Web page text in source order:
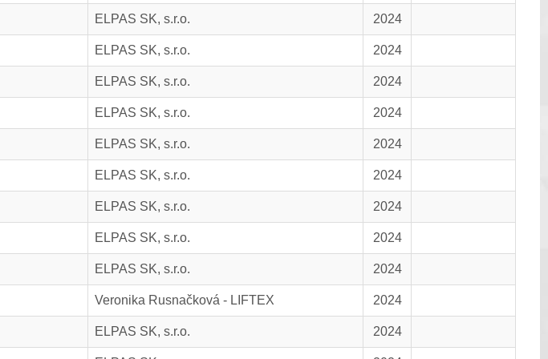
ELPAS SK, s.r.o. 2024
ELPAS SK, s.r.o. 2024
ELPAS SK, s.r.o. 2024
ELPAS SK, s.r.o. 2024
ELPAS SK, s.r.o. 2024
ELPAS SK, s.r.o. 2024
ELPAS SK, s.r.o. 2024
ELPAS SK, s.r.o. 2024
ELPAS SK, s.r.o. 2024
Veronika Rusnačková - LIFTEX 2024
ELPAS SK, s.r.o. 2024